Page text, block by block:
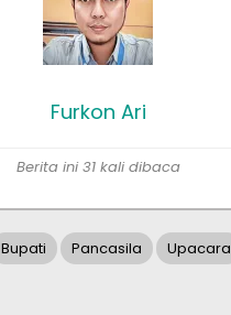
Furkon Ari
Berita ini 31 kali dibaca
Bupati Pancasila Upacara